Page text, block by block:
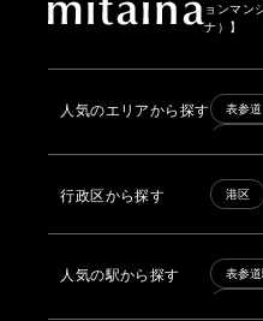
ョンマン
ナ）】
人気のエリアから探す 表参
京王
行政区から探す 港区
人気の駅から探す 表参道